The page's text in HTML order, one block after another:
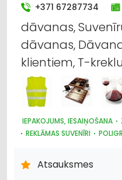
+371 67287734
dāvanas,
dāvanas,
klientiem, T-
IEPAKOJUMS, IESAIŅOŠANA
REKLĀMAS SUVENĪRI
UN APAVI; TIRDZNIECĪBA
Atsauksmes